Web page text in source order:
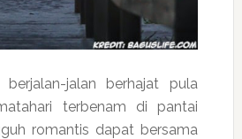
jalan berhajat pula
terbenam di pantai
romantis dapat bersama